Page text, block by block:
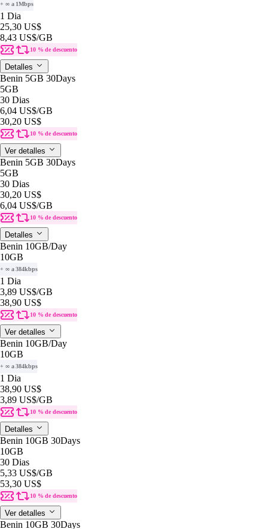
+ ∞ a 1Mbps
1 Dia
25,30 US$
8,43 US$/GB
10 % de descuento
Detalles
Benin 5GB 30Days
5GB
30 Dias
6,04 US$/GB
30,20 US$
10 % de descuento
Ver detalles
Benin 5GB 30Days
5GB
30 Dias
30,20 US$
6,04 US$/GB
10 % de descuento
Detalles
Benin 10GB/Day
10GB
+ ∞ a 384kbps
1 Dia
3,89 US$/GB
38,90 US$
10 % de descuento
Ver detalles
Benin 10GB/Day
10GB
+ ∞ a 384kbps
1 Dia
38,90 US$
3,89 US$/GB
10 % de descuento
Detalles
Benin 10GB 30Days
10GB
30 Dias
5,33 US$/GB
53,30 US$
10 % de descuento
Ver detalles
Benin 10GB 30Days